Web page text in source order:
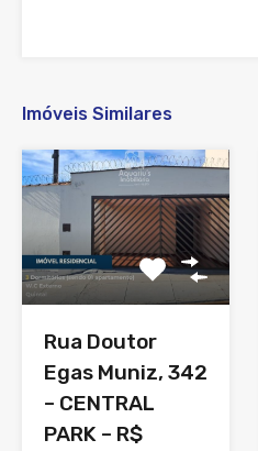
Imóveis Similares
Rua Doutor
Egas Muniz, 342
– CENTRAL
PARK – R$